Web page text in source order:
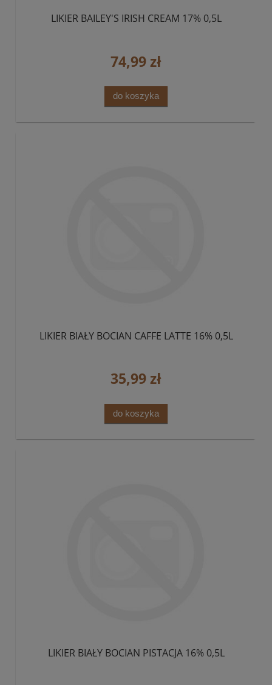
LIKIER BAILEY'S IRISH CREAM 17% 0,5L
74,99 zł
do koszyka
LIKIER BIAŁY BOCIAN CAFFE LATTE 16% 0,5L
35,99 zł
do koszyka
LIKIER BIAŁY BOCIAN PISTACJA 16% 0,5L